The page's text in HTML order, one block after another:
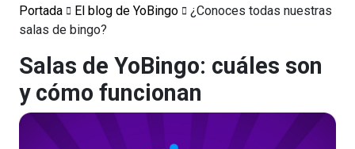
Portada El blog de YoBingo
¿Conoces todas nuestras
salas de bingo?
Salas de YoBingo: cuáles son
y cómo funcionan